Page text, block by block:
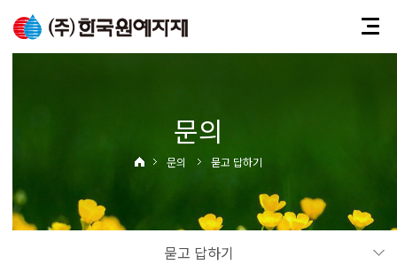
문의
문의 묻고 답하기
묻고 답하기